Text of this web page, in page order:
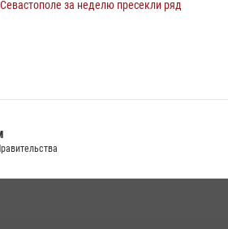
за неделю пресекли ряд
отметили День Крещения Руси